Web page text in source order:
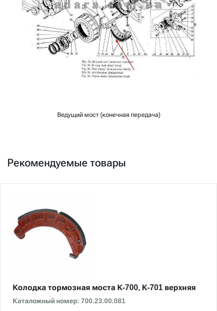
Ведущий мост (конечная передача)
Рекомендуемые товары
Колодка тормозная моста К-700, К-701 верхняя
Каталожный номер: 700.23.00.081